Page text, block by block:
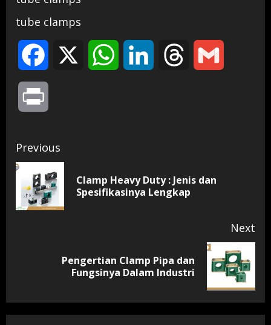
tube clamps
Facebook WhatsAppLinkedIn Threads
Continue
Reading
Previous
Clamp Heavy Duty : Jenis dan
Spesifikasinya Lengkap
Next
Pengertian Clamp Pipa dan
Fungsinya Dalam Industri